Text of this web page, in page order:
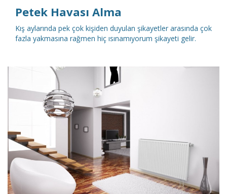
Petek Havası Alma
Kış aylarında pek çok kişiden duyulan şikayetler arasında çok
fazla yakmasına rağmen hiç ısınamıyorum şikayeti gelir.
DETAYLI İNCELE